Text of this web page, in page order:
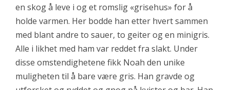
en skog å leve i og et romslig «grisehus» for å
holde varmen. Her bodde han etter hvert sammen
med blant andre to sauer, to geiter og en minigris.
Alle i likhet med ham var reddet fra slakt. Under
disse omstendighetene fikk Noah den unike
muligheten til å bare være gris. Han gravde og